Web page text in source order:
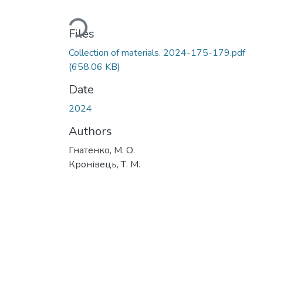
Loading...
Files
Collection of materials. 2024-175-179.pdf
(658.06 KB)
Date
2024
Authors
Гнатенко, М. О.
Кронівець, Т. М.